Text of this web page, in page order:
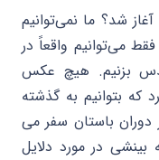
شد؟ ما نمی‌توانیم
می‌توانیم واقعاً در
بزنیم. هیچ عکس
بتوانیم به گذشته
دوران باستان سفر می
بینشی در مورد دلایل